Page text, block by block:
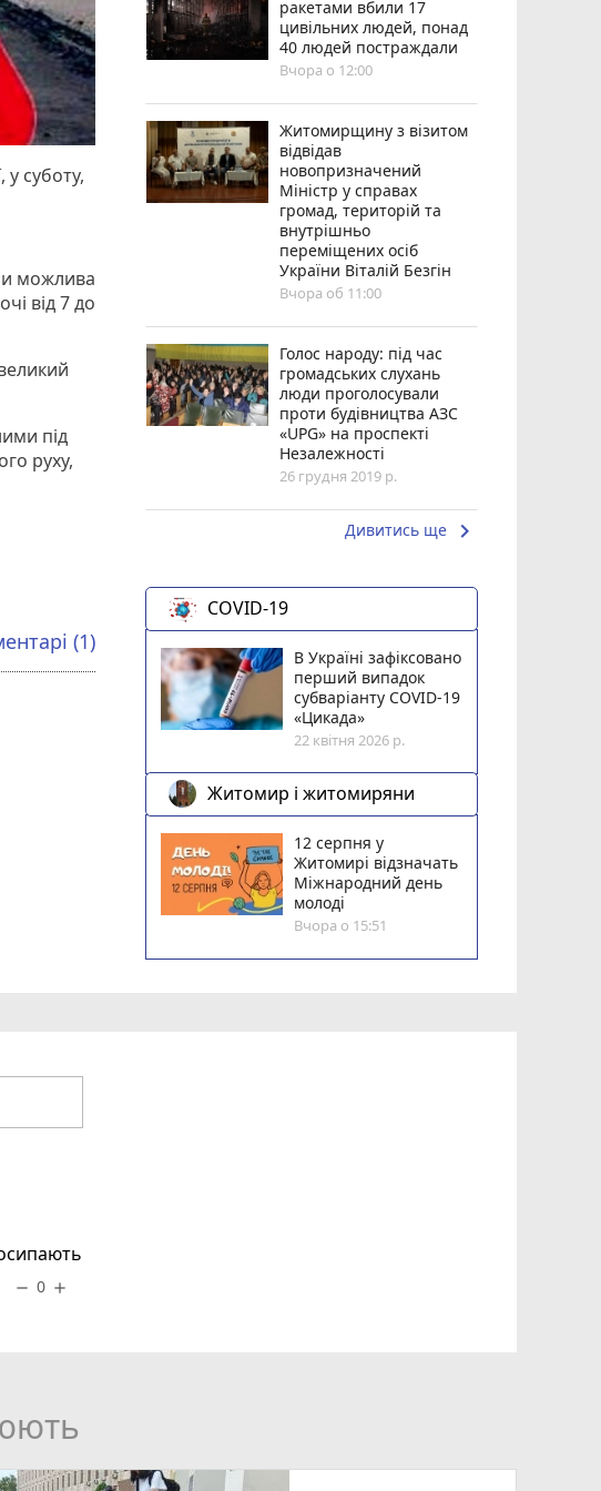
суботу,
можлива
від 7 до
під
руху,
(1)
ракетами вбили 17
цивільних людей, понад
40 людей постраждали
Вчора о 12:00
Житомирщину з візитом
відвідав
новопризначений
Міністр у справах
громад, територій та
внутрішньо
переміщених осіб
України Віталій Безгін
Вчора об 11:00
Голос народу: під час
громадських слухань
люди проголосували
проти будівництва АЗС
«UPG» на проспекті
Незалежності
26 грудня 2019 р.
Дивитись ще keyboard_arrow_right
COVID-19
В Україні зафіксовано
перший випадок
субваріанту COVID-19
«Цикада»
22 квітня 2026 р.
Житомир і житомиряни
12 серпня у
Житомирі відзначать
Міжнародний день
молоді
Вчора о 15:51
remove 0 add